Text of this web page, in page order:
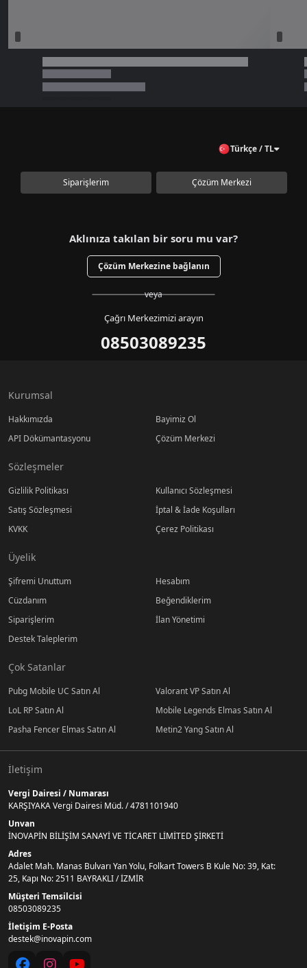
Türkçe / TL
Siparişlerim Çözüm Merkezi
Aklınıza takılan bir soru mu var?
Çözüm Merkezine bağlanın
veya
Çağrı Merkezimizi arayın
08503089235
Kurumsal
Hakkımızda
Bayimiz Ol
API Dökümantasyonu
Çözüm Merkezi
Sözleşmeler
Gizlilik Politikası
Kullanıcı Sözleşmesi
Satış Sözleşmesi
İptal & İade Koşulları
KVKK
Çerez Politikası
Üyelik
Şifremi Unuttum
Hesabım
Cüzdanım
Beğendiklerim
Siparişlerim
İlan Yönetimi
Destek Taleplerim
Çok Satanlar
Pubg Mobile UC Satın Al
Valorant VP Satın Al
LoL RP Satın Al
Mobile Legends Elmas Satın Al
Pasha Fencer Elmas Satın Al
Metin2 Yang Satın Al
İletişim
Vergi Dairesi / Numarası
KARŞIYAKA Vergi Dairesi Müd. / 4781101940
Unvan
İNOVAPİN BİLİŞİM SANAYİ VE TİCARET LİMİTED ŞİRKETİ
Adres
Adalet Mah. Manas Bulvarı Yan Yolu, Folkart Towers B Kule No: 39, Kat:
25, Kapı No: 2511 BAYRAKLI / İZMİR
Müşteri Temsilcisi
08503089235
İletişim E-Posta
destek@inovapin.com